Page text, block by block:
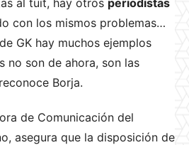
al tuit, hay otros periodistas
con los mismos problemas…
GK hay muchos ejemplos
no son de ahora, son las
Borja.
de Comunicación del
asegura que la disposición de